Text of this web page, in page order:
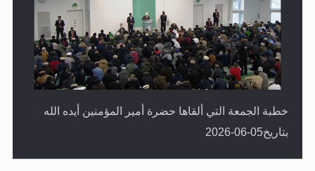
خطبة الجمعة التي ألقاها حضرة أمير المؤمنين أيده الله
بتاريخ05-06-2026